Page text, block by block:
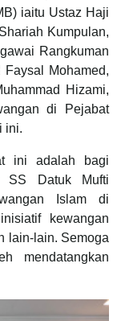
iaitu Ustaz Haji
Kumpulan,
Rangkuman
Faysal Mohamed,
Hizami,
di Pejabat
ini.
ini adalah bagi
SS Datuk Mufti
Islam di
kewangan
lain-lain. Semoga
mendatangkan